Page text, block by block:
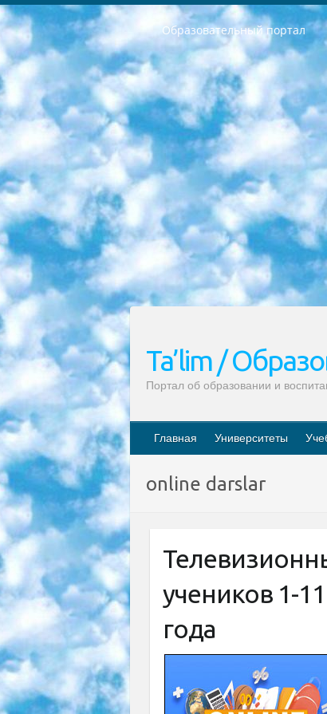
Образовательный портал
РЕСПУБЛИКА УЗБЕКИСТАН МИНИСТРЕРСТВО ДОШКОЛЬНОГО И ШКОЛЬНОГО ОБРАЗОВАНИЯ КОМАНДА в общеобразовательных учреждениях в 2023-2024 учебном году организация и проведение итоговой государственной аттестации обучающихся о Министра дошкольного и школьного образования Республики Узбекистан от 4 марта 2008 года (постановлением Минюста от 20 марта 2008 года № 1778 государственной регистрации) «Итоговое состояние учащихся общего среднего образования на основании положения об утверждении положения об аттестации общего среднего образования выпускной экзамен студентов в образовательных учреждениях в 2023-2024 учебном году В целях организации и прохождения аттестации приказываю: 1. Следующее: перечень предметов, по которым будет проводиться итоговая государственная аттестация и экзамен формы перевода согласно приложению 1; сертификаты международного образца, оценивающие уровень владения иностранными языками перечень согласно приложению 2; 2. Педагогический при специализированных образовательных учреждениях. научно-практический центр квалификации и международной оценки (Д.Давидова) 2024 г. До 25 марта: задания по предметам, по которым будет проводиться итоговая аттестация разработка и утверждение технических условий; итоговая аттестация на основании разработанного предметного задания разработка вопросов по предметам (устно и письменно), экзамен передача; общеобразовательные средние школы и специальные учебные заведения учащиеся выпускных классов школ и интернатов в агентской системе подготовка базы данных экзаменационных материалов и критериев оценки; перевод базы экзаменационных материалов на все языки обучения подать в Республиканский образовательный центр для изготовления; варианты экзаменов на основе разработанных контрольных материалов пусть будут поставлены задачи формирования. 3. Республиканский образовательный центр (Ш.Худайкулов) до 5 апреля 2024 года. до: база данных предоставленных экзаменационных материалов на все языки обучения перевод и экспертиза; для слепых, слабовидящих, глухих, слабослышащих и умственно отсталых детей учащиеся выпускных классов
Ta’lim /
Портал об образовании и
Главная Университеты
online darslar
учеников 1-
года